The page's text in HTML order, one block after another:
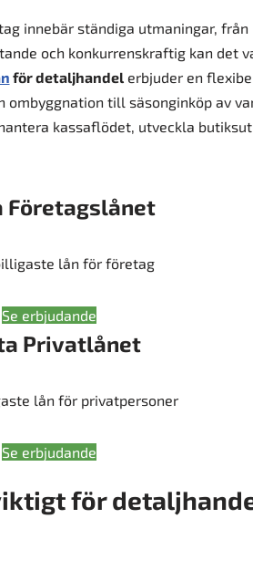
innebär ständiga utmaningar,
och konkurrenskraftig kan det
för detaljhandel erbjuder en
till säsonginköp av
kassaflödet, utveckla
Företagslånet
lån för företag
Se erbjudande
Privatlånet
lån för privatpersoner
Se erbjudande
för